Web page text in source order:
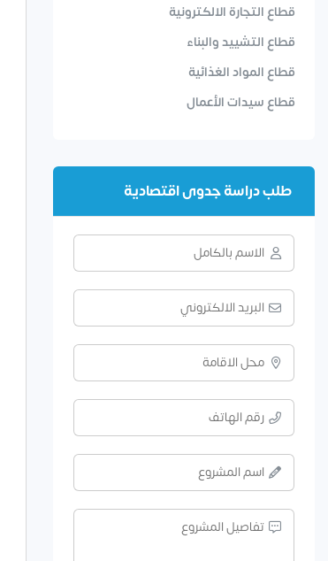
قطاع التجارة الالكترونية
قطاع التشييد والبناء
قطاع المواد الغذائية
قطاع سيدات الأعمال
طلب دراسة جدوى اقتصادية